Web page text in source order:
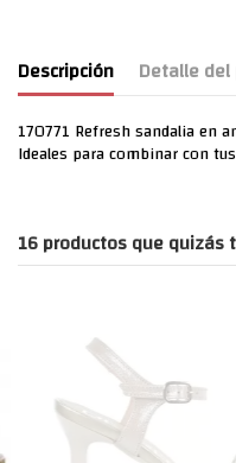
Descripción Detalle
170771 Refresh sandalia en
Ideales para combinar con
16 productos que quizás